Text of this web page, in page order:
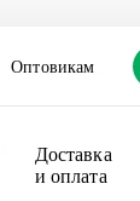
Оптовикам
Доставка
и оплата